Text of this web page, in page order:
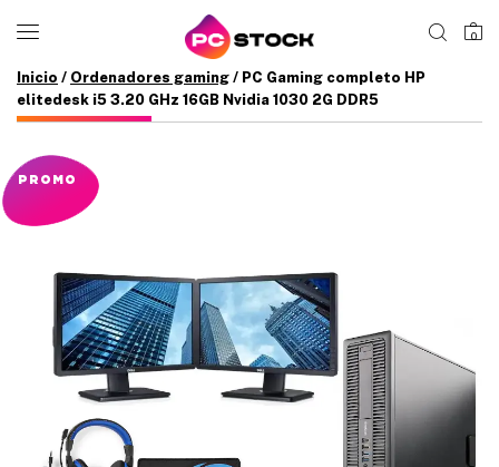
0
Inicio / Ordenadores gaming / PC Gaming completo HP
elitedesk i5 3.20 GHz 16GB Nvidia 1030 2G DDR5
PROMO